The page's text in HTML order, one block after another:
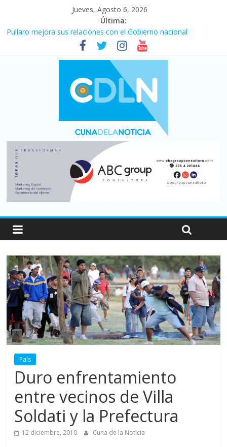
Jueves, Agosto 6, 2026
Última:
Pullaro mejora sus relaciones con el Gobierno nacional
En un partidazo, Newell’s empató 2 a 2 con Boca en el Coloso
Vacaciones de invierno con más movimiento y consumo
turístico: 4,6 millones de personas viajaron por el país, un 5,9%
Fuerte caída de la venta de autos usados en julio: bajó un 12,6%
Central venció 1 a 0 al River de Coudet en el Monumental
País
Duro enfrentamiento
entre vecinos de Villa
Soldati y la Prefectura
12 diciembre, 2010 Cuna de la Noticia